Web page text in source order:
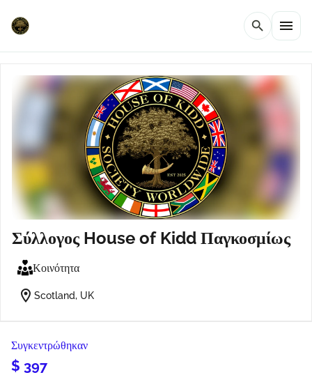
search menu
Σύλλογος House of Kidd Παγκοσμίως
Κοινότητα
location_on Scotland, UK
Συγκεντρώθηκαν
$ 397